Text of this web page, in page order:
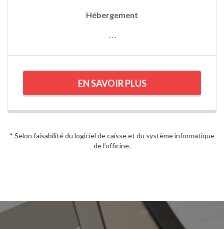
Hébergement
. . .
EN SAVOIR PLUS
* Selon faisabilité du logiciel de caisse et du système informatique
de l’officine.